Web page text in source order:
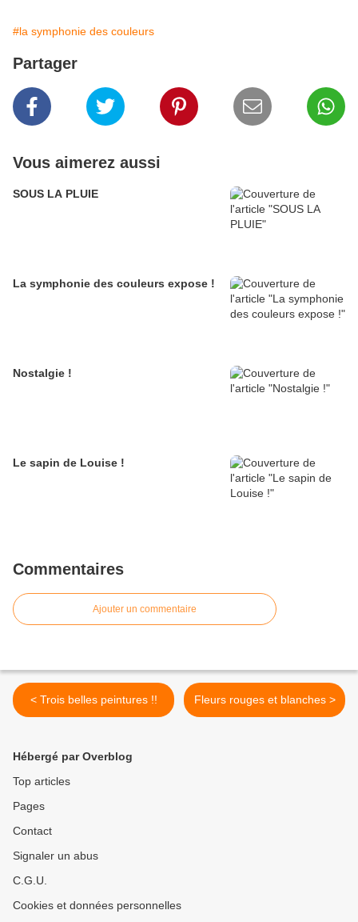
#la symphonie des couleurs
Partager
Vous aimerez aussi
SOUS LA PLUIE
La symphonie des couleurs expose !
Nostalgie !
Le sapin de Louise !
Commentaires
Ajouter un commentaire
< Trois belles peintures !! Fleurs rouges et blanches >
Hébergé par Overblog
Top articles
Pages
Contact
Signaler un abus
C.G.U.
Cookies et données personnelles